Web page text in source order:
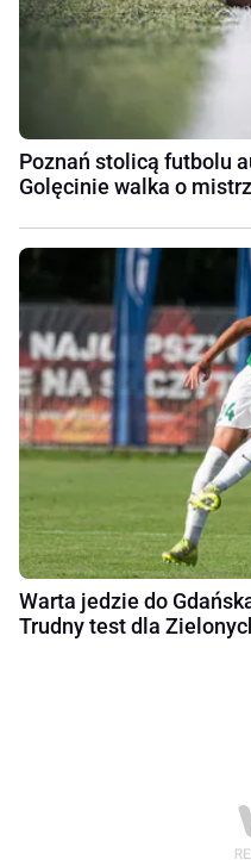
Poznań stolicą futbolu
Golęcinie walka o
Warta jedzie do
Trudny test dla